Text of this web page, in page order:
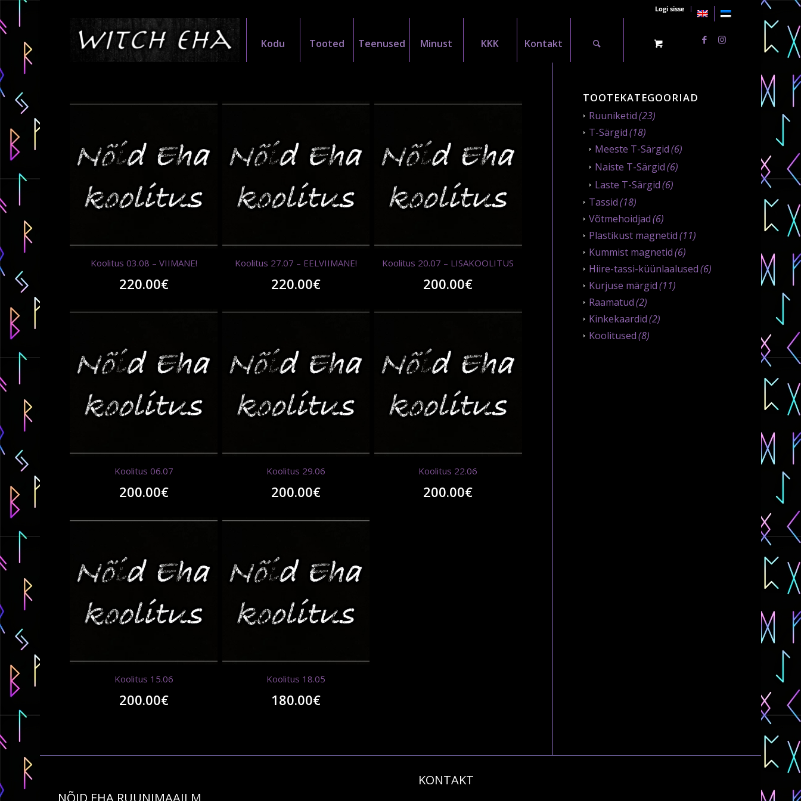
Logi sisse
Kodu Tooted Teenused Minust KKK Kontakt
Koolitus 03.08 – VIIMANE!
220.00€
Koolitus 27.07 – EELVIIMANE!
220.00€
Koolitus 20.07 – LISAKOOLITUS
200.00€
Koolitus 06.07
200.00€
Koolitus 29.06
200.00€
Koolitus 22.06
200.00€
Koolitus 15.06
200.00€
Koolitus 18.05
180.00€
TOOTEKATEGOORIAD
Ruuniketid(23)
T-Särgid(18)
Meeste T-Särgid(6)
Naiste T-Särgid(6)
Laste T-Särgid(6)
Tassid(18)
Võtmehoidjad(6)
Plastikust magnetid(11)
Kummist magnetid(6)
Hiire-tassi-küünlaalused(6)
Kurjuse märgid(11)
Raamatud(2)
Kinkekaardid(2)
Koolitused(8)
NÕID EHA RUUNIMAAILM
KONTAKT